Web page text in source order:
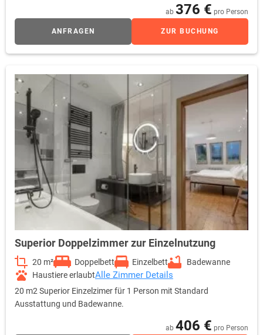
ab 376 € pro Person
ANFRAGEN ZUR BUCHUNG
Superior Doppelzimmer zur Einzelnutzung
20 m² Doppelbett Einzelbett
Badewanne
Haustiere erlaubtAlle Zimmer Details
20 m2 Superior Einzelzimer für 1 Person mit Standard
Ausstattung und Badewanne.
ab 406 € pro Person